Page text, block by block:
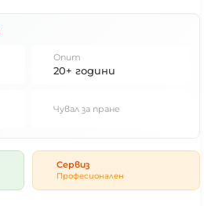
Опит
20+ години
Чувал за пране
Сервиз
Професионален